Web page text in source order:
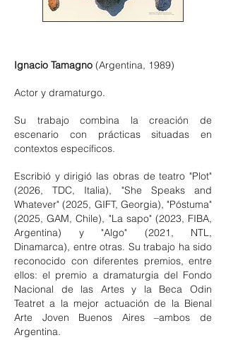
Ignacio Tamagno (Argentina, 1989)
Actor y dramaturgo.
Su trabajo combina la creación de
escenario con prácticas situadas en
contextos específicos.
Escribió y dirigió las obras de teatro "Plot"
(2026, TDC, Italia), "She Speaks and
Whatever" (2025, GIFT, Georgia), "Póstuma"
(2025, GAM, Chile), "La sapo" (2023, FIBA,
Argentina) y "Algo" (2021, NTL,
Dinamarca), entre otras. Su trabajo ha sido
reconocido con diferentes premios, entre
ellos: el premio a dramaturgia del Fondo
Nacional de las Artes y la Beca Odin
Teatret a la mejor actuación de la Bienal
Arte Joven Buenos Aires –ambos de
Argentina.